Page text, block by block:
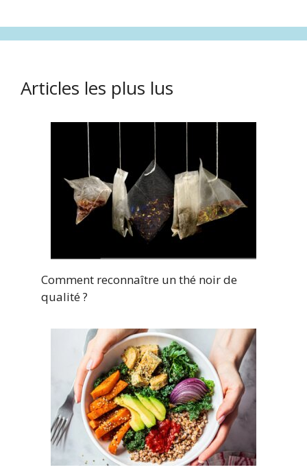
Articles les plus lus
Comment reconnaître un thé noir de
qualité ?